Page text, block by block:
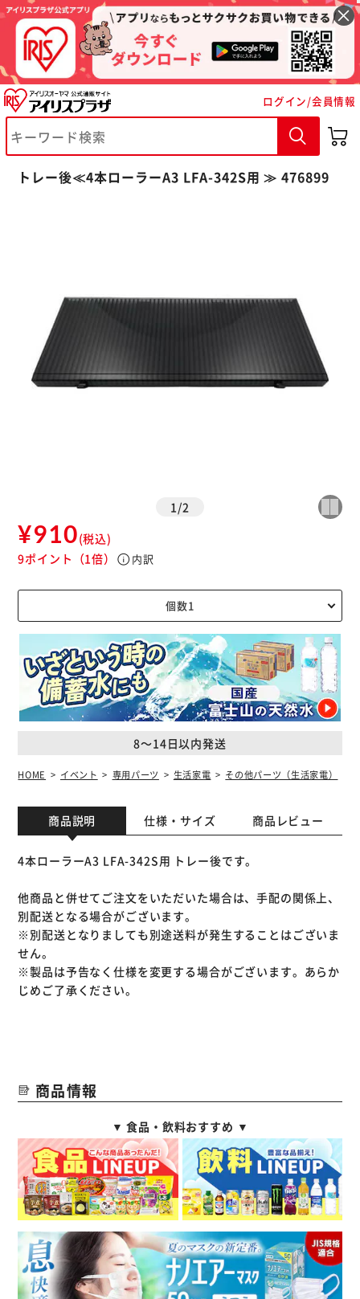
ログイン/会員情報
トレー後≪4本ローラーA3 LFA-342S用 ≫ 476899
1 /2
¥910(税込)
9ポイント （1倍） info内訳
8～14日以内発送
HOME イベント 専用パーツ 生活家電 その他パーツ（生活家電）
商品説明 仕様・サイズ 商品レビュー
4本ローラーA3 LFA-342S用 トレー後です。
他商品と併せてご注文をいただいた場合は、手配の関係上、
別配送となる場合がございます。
※別配送となりましても別途送料が発生することはございま
せん。
※製品は予告なく仕様を変更する場合がございます。あらか
じめご了承ください。
商品情報
▼ 食品・飲料おすすめ ▼
※ご確認ください
カートに入れる 購入手続きへ